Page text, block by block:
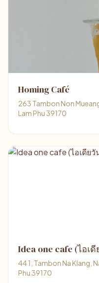
Homing Café
263 Tambon Non
Lam Phu 39170
Idea one cafe (ไอเ
44 1, Tambon Na Klang,
Phu 39170